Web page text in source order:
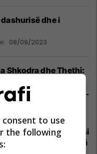
dhe i
08/09/2023
Shkodra dhe Thethi:
me rrëfime nën syrin e
02/08/2023
shpjegojnë se si
e Djallit - dhe cila është
to use
the following